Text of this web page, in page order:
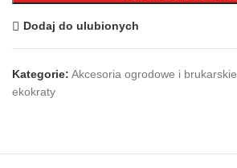
Dodaj do ulubionych
Kategorie: Akcesoria ogrodowe i brukarskie
ekokraty